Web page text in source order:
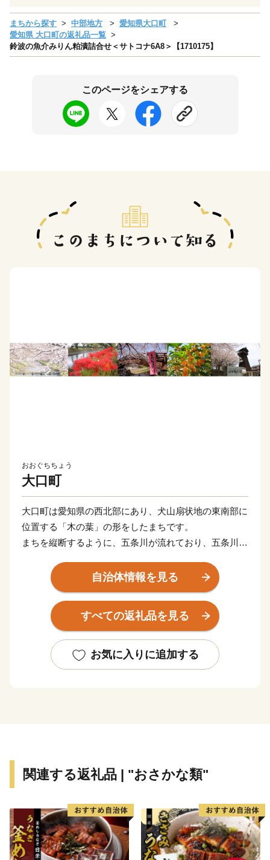
まちから探す 中部地方
愛知県大口町
愛知県 大口町の返礼品一覧
鈴波の魚介みりん粕漬詰合せ＜サトコナ6A8＞【1710175】
このページをシェアする
おおぐちちょう
大口町
大口町は愛知県の西北部にあり、犬山扇状地の東南部に
位置する「木の葉」の形をしたまちです。
まちを縦断するように、五条川が流れており、五条川桜
また町内には、約６８０社の企業がある一方で、国宝松
江城を築城した武将「堀尾吉晴公」の生誕地でもある
大口町には、史跡や豊かな田園風景も多く共存していま
令和２年の住民アンケートでは、住みやすさを感じてい
る住民の割合は93.2％でした。
自治体情報を見る
すべての返礼品を見る
お気に入りに追加する
関連する返礼品 | "おさかな類"